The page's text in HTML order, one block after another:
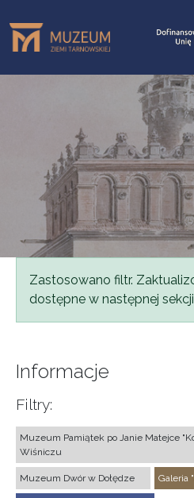
Komunikat
Zastosowano filtr.
dostępne w następnej
Informacje
Filtry:
Muzeum Pamiątek po Janie Matejce
Wiśniczu
Muzeum Dwór w Dołędze Galeria